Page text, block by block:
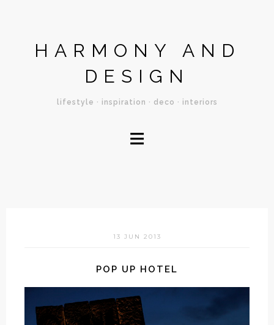
HARMONY AND
DESIGN
lifestyle · inspiration · deco · interiors
≡
13 JUN 2013
POP UP HOTEL